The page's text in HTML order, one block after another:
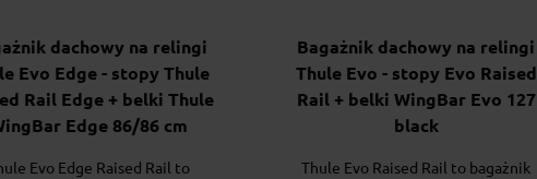
dachowy na relingi
Evo Edge - stopy Thule
Rail Edge + belki Thule
Edge 86/86 cm
Evo Edge Raised Rail to
Bagażnik dachowy na relingi
Thule Evo - stopy Evo Raised
Rail + belki WingBar Evo 127
black
Thule Evo Raised Rail to bagażnik